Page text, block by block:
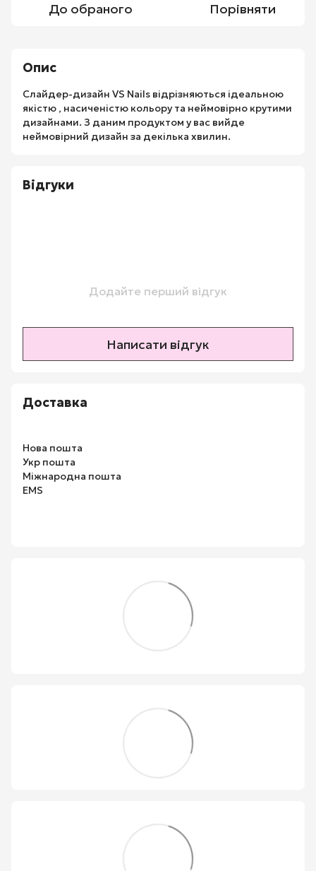
До обраного Порівняти
Опис
Слайдер-дизайн VS Nails відрізняються ідеальною
якістю , насиченістю кольору та неймовірно крутими
дизайнами. З даним продуктом у вас вийде
неймовірний дизайн за декілька хвилин.
Відгуки
Додайте перший відгук
Написати відгук
Доставка
Нова пошта
Укр пошта
Міжнародна пошта
EMS